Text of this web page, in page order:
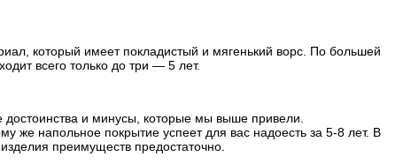
который имеет покладистый и мягенький ворс. По большей
всего только до три — 5 лет.
достоинства и минусы, которые мы выше привели.
же напольное покрытие успеет для вас надоесть за 5-8 лет. В
преимуществ предостаточно.